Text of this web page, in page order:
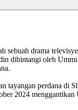
sebuah drama
dibintangi oleh
tayangan perdana di
2024 menggantikan